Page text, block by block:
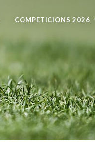
COMPETICIONS 2026